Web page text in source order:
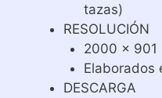
tazas)
RESOLUCIÓN
2000 x 901
Elaborados
DESCARGA